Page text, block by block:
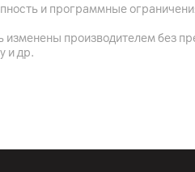
и программные
производителем без
и др.